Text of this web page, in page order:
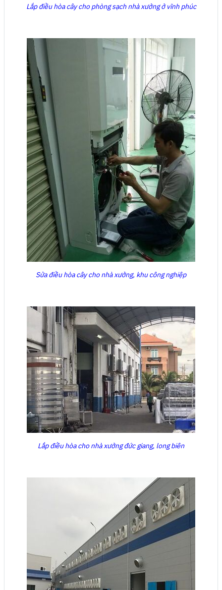
Lắp điều hòa cây cho phòng sạch nhà xưởng ở vĩnh phúc
Sửa điều hòa cây cho nhà xưởng, khu công nghiệp
Lắp điều hòa cho nhà xưởng đức giang, long biên